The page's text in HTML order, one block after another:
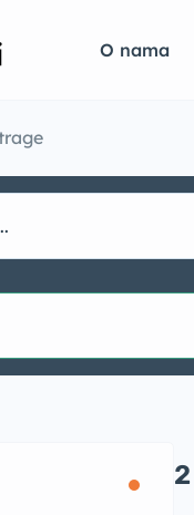
O nama
2